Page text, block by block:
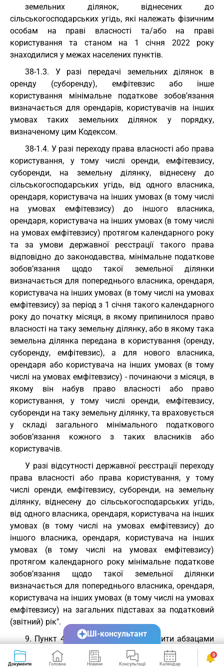
земельних ділянок, віднесених до
сільськогосподарських угідь, які належать фізичним
особам на праві власності та/або на праві
користування та станом на 1 січня 2022 року
знаходилися у межах населених пунктів.
38-1.3. У разі передачі земельних ділянок в
оренду (суборенду), емфітевзис або інше
користування мінімальне податкове зобов’язання
визначається для орендарів, користувачів на інших
умовах таких земельних ділянок у порядку,
визначеному цим Кодексом.
38-1.4. У разі переходу права власності або права
користування, у тому числі оренди, емфітевзису,
суборенди, на земельну ділянку, віднесену до
сільськогосподарських угідь, від одного власника,
орендаря, користувача на інших умовах (в тому числі
на умовах емфітевзису) до іншого власника,
орендаря, користувача на інших умовах (в тому числі
на умовах емфітевзису) протягом календарного року
та за умови державної реєстрації такого права
відповідно до законодавства, мінімальне податкове
зобов’язання щодо такої земельної ділянки
визначається для попереднього власника, орендаря,
користувача на інших умовах (в тому числі на умовах
емфітевзису) за період з 1 січня такого календарного
року до початку місяця, в якому припинилося право
власності на таку земельну ділянку, або в якому така
земельна ділянка передана в користування (оренду,
суборенду, емфітевзис), а для нового власника,
орендаря або користувача на інших умовах (в тому
числі на умовах емфітевзису) - починаючи з місяця, в
якому він набув право власності або право
користування, у тому числі оренди, емфітевзису,
суборенди на таку земельну ділянку, та враховується
у складі загального мінімального податкового
зобов’язання кожного з таких власників або
користувачів.
У разі відсутності державної реєстрації переходу
права власності або права користування, у тому
числі оренди, емфітевзису, суборенди, на земельну
ділянку, віднесену до сільськогосподарських угідь,
від одного власника, орендаря, користувача на інших
умовах (в тому числі на умовах емфітевзису) до
іншого власника, орендаря, користувача на інших
умовах (в тому числі на умовах емфітевзису)
протягом календарного року мінімальне податкове
зобов’язання щодо такої земельної ділянки
визначається для попереднього власника, орендаря,
користувача на інших умовах (в тому числі на умовах
емфітевзису) на загальних підставах за податковий
(звітний) рік".
9. Пункт 42-1 .2 статті42-1доповнити абзацами
двадцять шостим і двадцять сьомим такого змісту:
"отримання платником податків податкової
Документи Головна Новини Консультації Календар Сервіси
0
ШІ-консультант